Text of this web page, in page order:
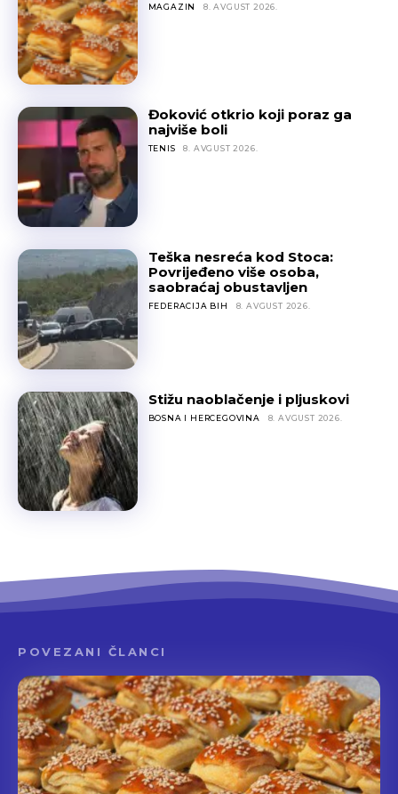
MAGAZIN 8. AVGUST 2026.
Đoković otkrio koji poraz ga
najviše boli
TENIS 8. AVGUST 2026.
Teška nesreća kod Stoca:
Povrijeđeno više osoba,
saobraćaj obustavljen
FEDERACIJA BIH 8. AVGUST 2026.
Stižu naoblačenje i pljuskovi
BOSNA I HERCEGOVINA 8. AVGUST 2026.
POVEZANI ČLANCI